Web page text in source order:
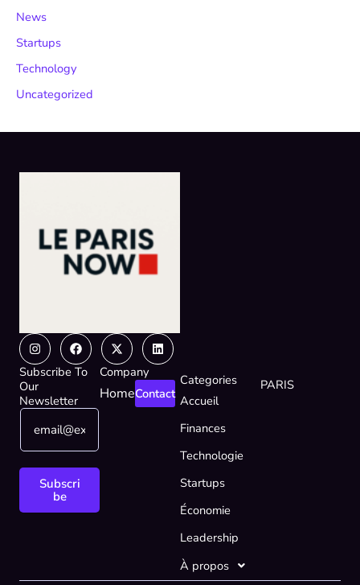
News
Startups
Technology
Uncategorized
InstagramFacebook
X-
twitter
Linkedin
Subscribe To
Our
Newsletter
*
m
a
E
l
E
a
Subscri
be
Company
HomeContact
Categories
Accueil
Finances
Technologie
Startups
Économie
Leadership
À propos
PARIS